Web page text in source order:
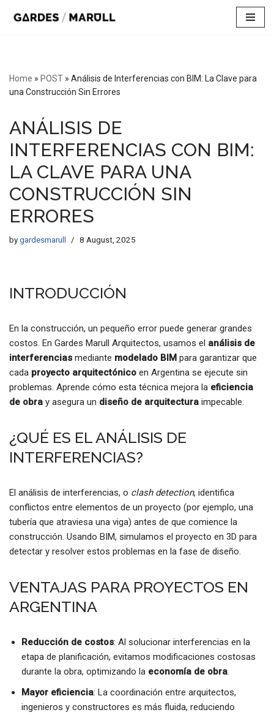
Home » POST » Análisis de Interferencias con BIM: La Clave para
una Construcción Sin Errores
ANÁLISIS DE
INTERFERENCIAS CON BIM:
LA CLAVE PARA UNA
CONSTRUCCIÓN SIN
ERRORES
bygardesmarull 8 August, 2025
INTRODUCCIÓN
En la construcción, un pequeño error puede generar grandes
costos. En Gardes Marull Arquitectos, usamos el análisis de
interferencias mediante modelado BIM para garantizar que
cada proyecto arquitectónico en Argentina se ejecute sin
problemas. Aprende cómo esta técnica mejora la eficiencia
de obra y asegura un diseño de arquitectura impecable.
¿QUÉ ES EL ANÁLISIS DE
INTERFERENCIAS?
El análisis de interferencias, o clash detection, identifica
conflictos entre elementos de un proyecto (por ejemplo, una
tubería que atraviesa una viga) antes de que comience la
construcción. Usando BIM, simulamos el proyecto en 3D para
detectar y resolver estos problemas en la fase de diseño.
VENTAJAS PARA PROYECTOS EN
ARGENTINA
Reducción de costos: Al solucionar interferencias en la
etapa de planificación, evitamos modificaciones costosas
durante la obra, optimizando la economía de obra.
Mayor eficiencia: La coordinación entre arquitectos,
ingenieros y constructores es más fluida, reduciendo